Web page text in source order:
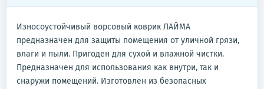
Износоустойчивый ворсовый коврик ЛАЙМА
предназначен для защиты помещения от уличной грязи,
влаги и пыли. Пригоден для сухой и влажной чистки.
Предназначен для использования как внутри, так и
снаружи помещений. Изготовлен из безопасных